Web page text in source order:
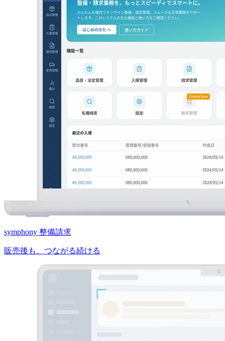
symphony 整備請求
販売後も、つながる続ける